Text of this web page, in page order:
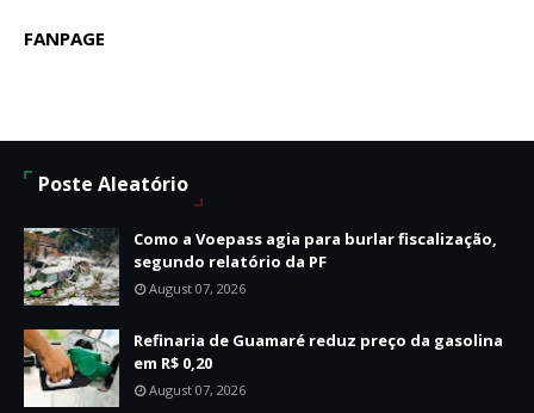
FANPAGE
Poste Aleatório
Como a Voepass agia para burlar fiscalização,
segundo relatório da PF
August 07, 2026
Refinaria de Guamaré reduz preço da gasolina
em R$ 0,20
August 07, 2026